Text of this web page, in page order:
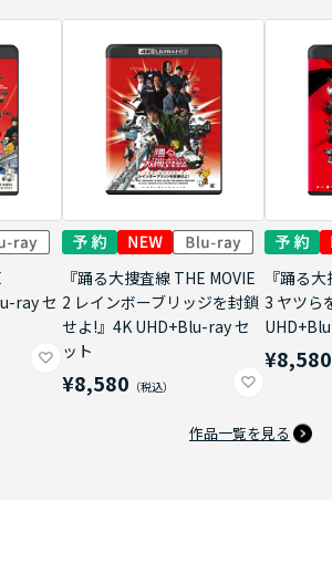
ray セ
『踊る大捜査線 THE MOVIE
2 レインボーブリッジを封鎖
せよ!』4K UHD+Blu-ray セ
ット
¥8,580
『踊る
3 ヤツら
¥8,580
作品一覧を見る